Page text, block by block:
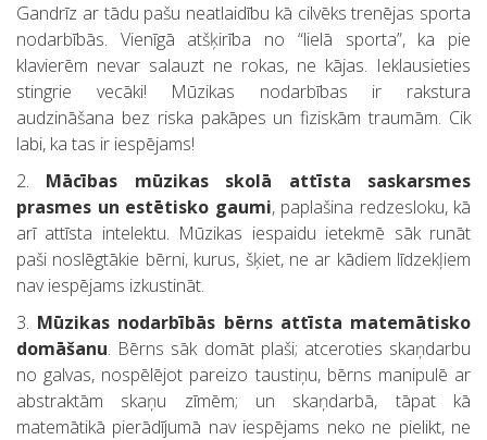
Gandrīz ar tādu pašu neatlaidību kā cilvēks trenējas sporta
nodarbībās. Vienīgā atšķirība no “lielā sporta”, ka pie
klavierēm nevar salauzt ne rokas, ne kājas. Ieklausieties
stingrie vecāki! Mūzikas nodarbības ir rakstura
audzināšana bez riska pakāpes un fiziskām traumām. Cik
labi, ka tas ir iespējams!
2. Mācības mūzikas skolā attīsta saskarsmes
prasmes un estētisko gaumi, paplašina redzesloku, kā
arī attīsta intelektu. Mūzikas iespaidu ietekmē sāk runāt
paši noslēgtākie bērni, kurus, šķiet, ne ar kādiem līdzekļiem
nav iespējams izkustināt.
3. Mūzikas nodarbībās bērns attīsta matemātisko
domāšanu. Bērns sāk domāt plaši; atceroties skaņdarbu
no galvas, nospēlējot pareizo taustiņu, bērns manipulē ar
abstraktām skaņu zīmēm; un skaņdarbā, tāpat kā
matemātikā pierādījumā nav iespējams neko ne pielikt, ne